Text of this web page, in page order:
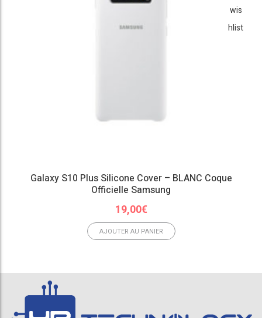
wis
hlist
Galaxy S10 Plus Silicone Cover – BLANC Coque
Officielle Samsung
19,00€
AJOUTER AU PANIER